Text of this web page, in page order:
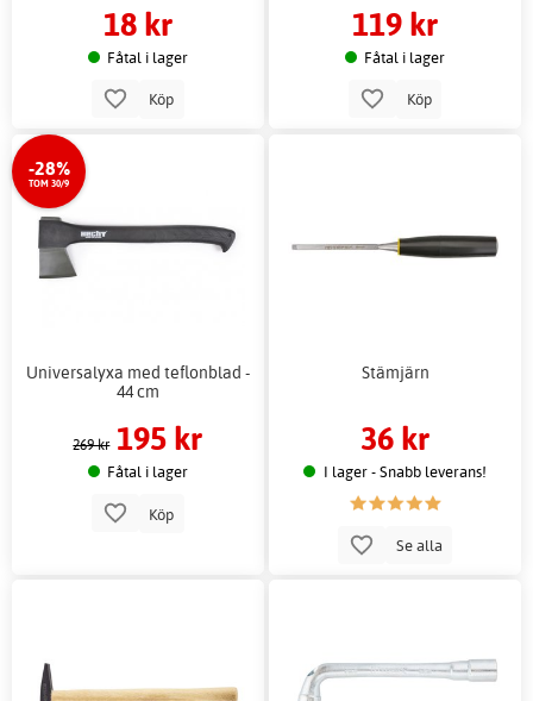
18 kr
Fåtal i lager
Köp
119 kr
Fåtal i lager
Köp
-28%
TOM 30/9
Universalyxa med teflonblad -
44 cm
269 kr 195 kr
Fåtal i lager
Köp
Stämjärn
36 kr
I lager - Snabb leverans!
Se alla